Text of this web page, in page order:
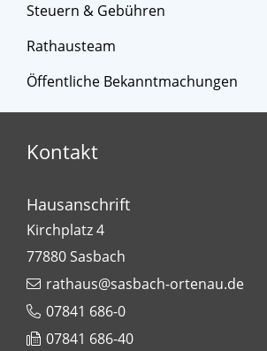
Steuern & Gebühren
Rathausteam
Öffentliche Bekanntmachungen
Kontakt
Hausanschrift
Kirchplatz 4
77880Sasbach
rathaus@sasbach-ortenau.de
07841 686-0
07841 686-40